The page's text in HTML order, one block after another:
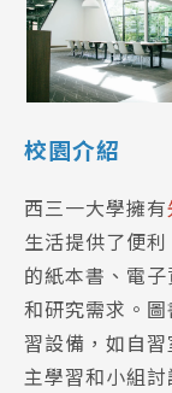
校園介紹
西三一大學擁有
生活提供了便
的紙本書、電
和研究需求。
習設備，如自
主學習和小組討